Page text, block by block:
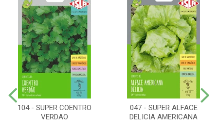
104 - SUPER COENTRO
VERDAO
047 - SUPER ALFACE
DELICIA AMERICANA